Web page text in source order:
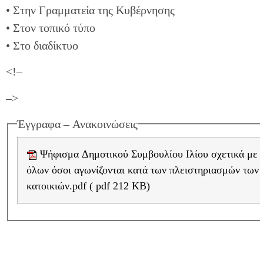
• Στην Γραμματεία της Κυβέρνησης
• Στον τοπικό τύπο
• Στο διαδίκτυο
<!–
–>
Έγγραφα – Ανακοινώσεις
όλων όσοι αγωνίζονται κατά των πλειστηριασμών των
κατοικιών.pdf ( pdf 212 KB)